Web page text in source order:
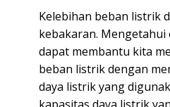
Kelebihan beban listrik
kebakaran.
dapat membantu kita
beban listrik dengan
daya listrik yang